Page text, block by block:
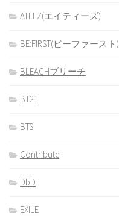
ATEEZ(エイティーズ)
BE:FIRST(ビーファースト)
BLEACHブリーチ
BT21
BTS
Contribute
DbD
EXILE